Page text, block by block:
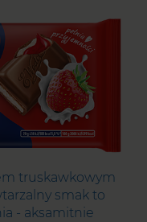
truskawkowym
smak to
- aksamitnie